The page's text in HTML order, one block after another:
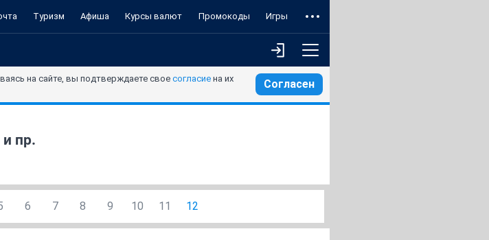
Туризм Афиша Курсы валют Промокоды Игры
на сайте, вы подтверждаете своесогласие на их
Согласен
пр.
6 7 8 9 10 11 12